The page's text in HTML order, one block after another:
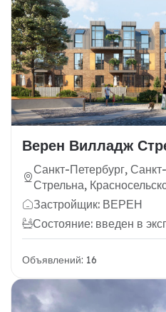
Верен Вилладж
Санкт-Петербург,
Стрельна,
Застройщик: ВЕРЕН
Состояние: введен в
Объявлений: 16